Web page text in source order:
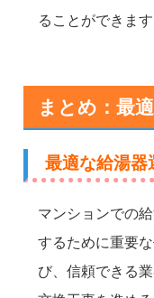
ることができます
まとめ：最
最適な給湯器
マンションでの
するために重要
び、信頼できる